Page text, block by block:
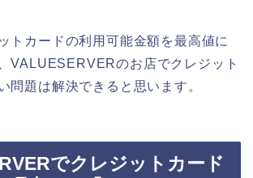
トカードの利用可能金額を最高値に
VALUESERVERのお店でクレジット
問題は解決できると思います。
でクレジットカード